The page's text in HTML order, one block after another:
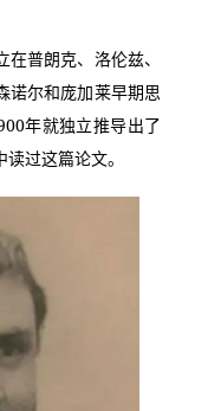
普朗克、洛伦兹、
诺尔和庞加莱早期思
年就独立推导出了
过这篇论文。